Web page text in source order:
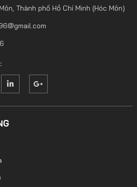
Thành phố Hồ Chí Minh (Hóc Môn)